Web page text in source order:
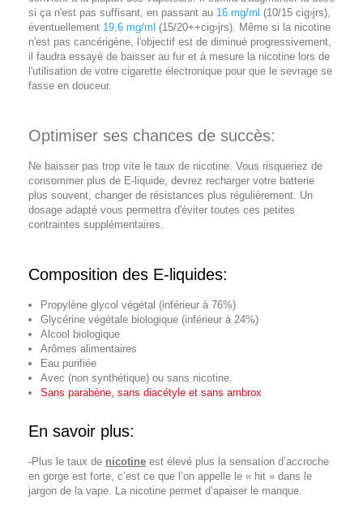
si ça n'est pas suffisant, en passant au 16 mg/ml (10/15 cig›jrs),
éventuellement 19,6 mg/ml (15/20++cig›jrs). Même si la nicotine
n'est pas cancérigène, l'objectif est de diminué progressivement,
il faudra essayé de baisser au fur et à mesure la nicotine lors de
l'utilisation de votre cigarette électronique pour que le sevrage se
fasse en douceur.
Optimiser ses chances de succès:
Ne baisser pas trop vite le taux de nicotine. Vous risqueriez de
consommer plus de E-liquide, devrez recharger votre batterie
plus souvent, changer de résistances plus régulièrement. Un
dosage adapté vous permettra d'éviter toutes ces petites
contraintes supplémentaires.
Composition des E-liquides:
Propylène glycol végétal (inférieur à 76%)
Glycérine végétale biologique (inférieur à 24%)
Alcool biologique
Arômes alimentaires
Eau purifiée
Avec (non synthétique) ou sans nicotine.
Sans parabène, sans diacétyle et sans ambrox
En savoir plus:
-Plus le taux de nicotine est élevé plus la sensation d’accroche
en gorge est forte, c’est ce que l’on appelle le « hit » dans le
jargon de la vape. La nicotine permet d’apaiser le manque.